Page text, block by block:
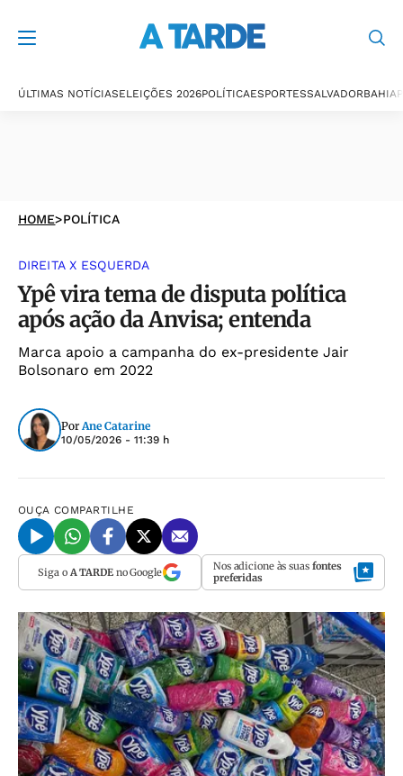
ÚLTIMAS NOTÍCIASELEIÇÕES 2026POLÍTICAESPORTESSALVADORBAHIA
HOME>POLÍTICA
DIREITA X ESQUERDA
Ypê vira tema de disputa política
após ação da Anvisa; entenda
Marca apoio a campanha do ex-presidente Jair
Bolsonaro em 2022
Por Ane Catarine
10/05/2026 - 11:39 h
OUÇA COMPARTILHE
Siga o A TARDEno Google Nos adicione às suas fontes
preferidas